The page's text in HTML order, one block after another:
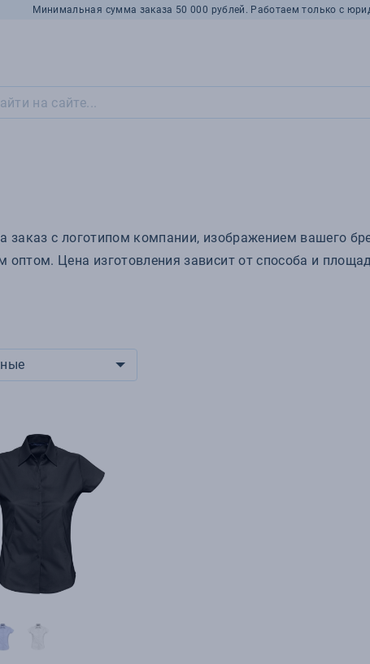
Минимальная сумма заказа 50 000 рублей. Работаем только с
заказ с логотипом компании, изображением вашего
Цена изготовления зависит от способа и